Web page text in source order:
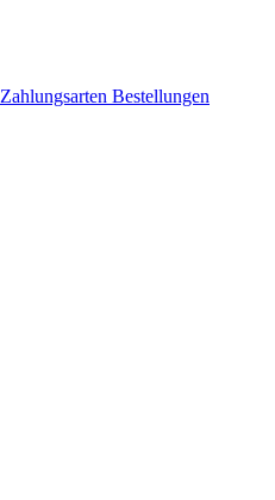
Zahlungsarten Bestellungen